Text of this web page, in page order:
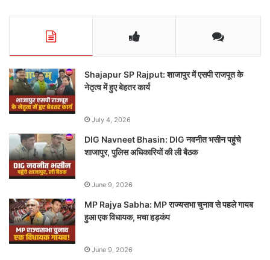
Shajapur SP Rajput: शाजापुर में एसपी राजपूत के
नेतृत्व में हुए बेहतर कार्य
July 4, 2026
DIG Navneet Bhasin: DIG नवनीत भसीन पहुंचे
शाजापुर, पुलिस अधिकारियों की ली बैठक
June 9, 2026
MP Rajya Sabha: MP राज्यसभा चुनाव से पहले गायब
हुआ एक विधायक, मचा हड़कंप
June 9, 2026